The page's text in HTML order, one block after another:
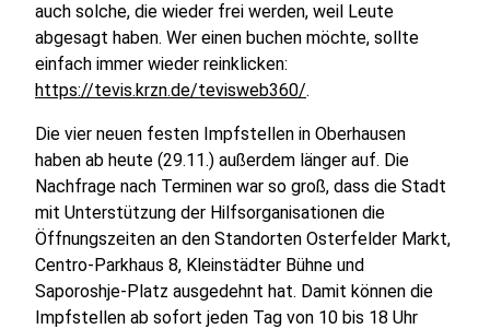
auch solche, die wieder frei werden, weil Leute
abgesagt haben. Wer einen buchen möchte, sollte
einfach immer wieder reinklicken:
https://tevis.krzn.de/tevisweb360/.
Die vier neuen festen Impfstellen in Oberhausen
haben ab heute (29.11.) außerdem länger auf. Die
Nachfrage nach Terminen war so groß, dass die Stadt
mit Unterstützung der Hilfsorganisationen die
Öffnungszeiten an den Standorten Osterfelder Markt,
Centro-Parkhaus 8, Kleinstädter Bühne und
Saporoshje-Platz ausgedehnt hat. Damit können die
Impfstellen ab sofort jeden Tag von 10 bis 18 Uhr